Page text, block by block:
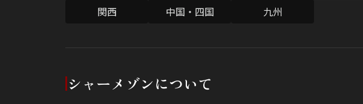
関西
中国・四国 九州
シャーメゾンについて